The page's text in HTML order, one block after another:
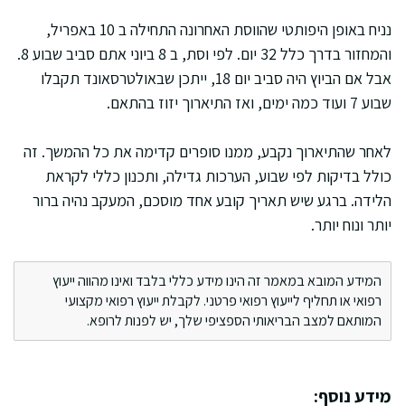
נניח באופן היפותטי שהווסת האחרונה התחילה ב 10 באפריל,
והמחזור בדרך כלל 32 יום. לפי וסת, ב 8 ביוני אתם סביב שבוע 8.
אבל אם הביוץ היה סביב יום 18, ייתכן שבאולטרסאונד תקבלו
שבוע 7 ועוד כמה ימים, ואז התיארוך יזוז בהתאם.
לאחר שהתיארוך נקבע, ממנו סופרים קדימה את כל ההמשך. זה
כולל בדיקות לפי שבוע, הערכות גדילה, ותכנון כללי לקראת
הלידה. ברגע שיש תאריך קובע אחד מוסכם, המעקב נהיה ברור
יותר ונוח יותר.
המידע המובא במאמר זה הינו מידע כללי בלבד ואינו מהווה ייעוץ
רפואי או תחליף לייעוץ רפואי פרטני. לקבלת ייעוץ רפואי מקצועי
המותאם למצב הבריאותי הספציפי שלך, יש לפנות לרופא.
מידע נוסף: